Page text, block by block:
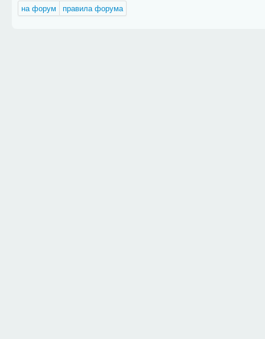
на форум правила форума